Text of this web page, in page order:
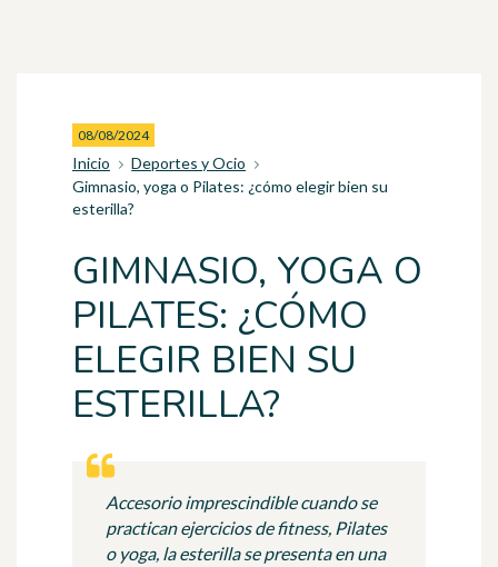
08/08/2024
Inicio
Deportes y Ocio
Gimnasio, yoga o Pilates: ¿cómo elegir bien su
esterilla?
GIMNASIO, YOGA O
PILATES: ¿CÓMO
ELEGIR BIEN SU
ESTERILLA?
Accesorio imprescindible cuando se
practican ejercicios de fitness, Pilates
o yoga, la esterilla se presenta en una